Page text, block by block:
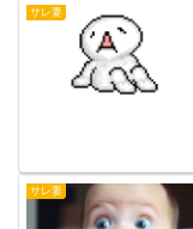
サレ妻
サレ妻